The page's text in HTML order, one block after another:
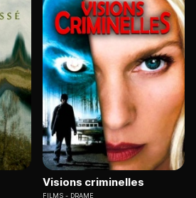
Visions criminelles
FILMS DRAME